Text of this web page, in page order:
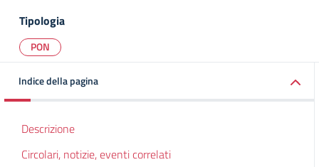
Tipologia
PON
Indice della pagina
Descrizione
Circolari, notizie, eventi correlati